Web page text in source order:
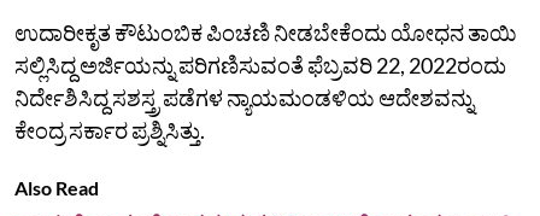
ಉದಾರೀಕೃತ ಕೌಟುಂಬಿಕ ಪಿಂಚಣಿ ನೀಡಬೇಕೆಂದು ಯೋಧನ ತಾಯಿ
ಸಲ್ಲಿಸಿದ್ದ ಅರ್ಜಿಯನ್ನು ಪರಿಗಣಿಸುವಂತೆ ಫೆಬ್ರವರಿ 22, 2022ರಂದು
ನಿರ್ದೇಶಿಸಿದ್ದ ಸಶಸ್ತ್ರ ಪಡೆಗಳ ನ್ಯಾಯಮಂಡಳಿಯ ಆದೇಶವನ್ನು
ಕೇಂದ್ರ ಸರ್ಕಾರ ಪ್ರಶ್ನಿಸಿತ್ತು.
Also Read